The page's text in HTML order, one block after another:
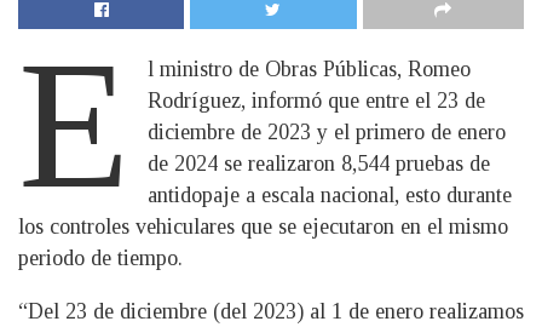
E
l ministro de Obras Públicas, Romeo
Rodríguez, informó que entre el 23 de
diciembre de 2023 y el primero de enero
de 2024 se realizaron 8,544 pruebas de
antidopaje a escala nacional, esto durante
los controles vehiculares que se ejecutaron en el mismo
periodo de tiempo.
“Del 23 de diciembre (del 2023) al 1 de enero realizamos